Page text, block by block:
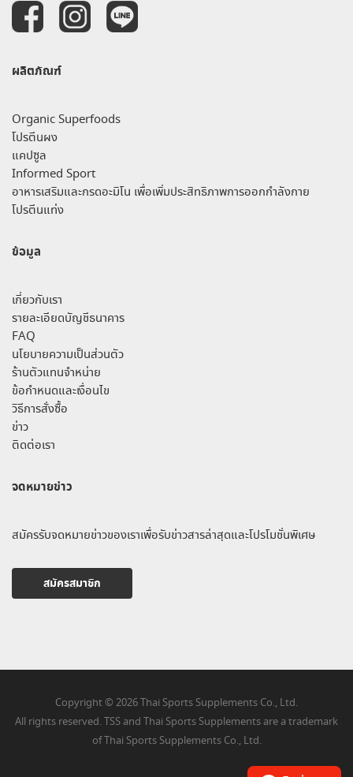
ผลิตภัณฑ์
Organic Superfoods
โปรตีนผง
แคปซูล
Informed Sport
อาหารเสริมและกรดอะมิโน เพื่อเพิ่มประสิทธิภาพการออกกำลังกาย
โปรตีนแท่ง
ข้อมูล
เกี่ยวกับเรา
รายละเอียดบัญชีธนาคาร
FAQ
นโยบายความเป็นส่วนตัว
ร้านตัวแทนจำหน่าย
ข้อกำหนดและเงื่อนไข
วิธีการสั่งซื้อ
ข่าว
ติดต่อเรา
จดหมายข่าว
สมัครรับจดหมายข่าวของเราเพื่อรับข่าวสารล่าสุดและโปรโมชั่นพิเศษ
สมัครสมาชิก
Copyright © 2026 Thai Sports Supplements Co., Ltd.
All rights reserved. TSS and Thai Sports Supplements are a trademark
of Thai Sports Supplements Co., Ltd.